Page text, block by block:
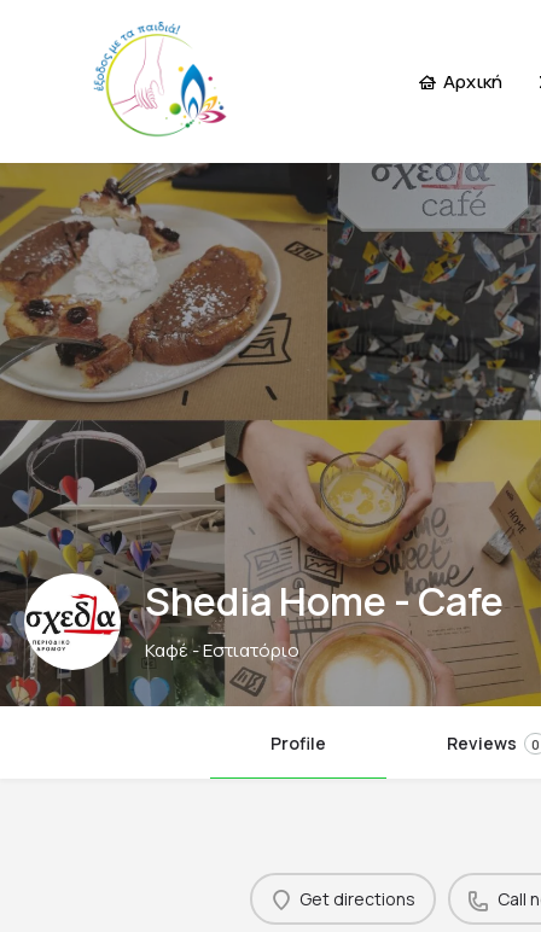
Αρχική
Shedia Home - Cafe
Καφέ - Εστιατόριο
Profile Reviews 0
Get directions Call